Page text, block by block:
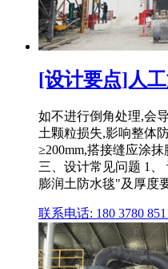
[设计要点]人
如不进行倒角处理,会
土颗粒损失,影响整体
≥200mm,搭接缝应涂
三、设计常见问题 1
膨润土防水毯"及厚度
联系电话: 180 3780